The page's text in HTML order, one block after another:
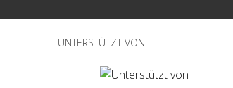
UNTERSTÜTZT VON